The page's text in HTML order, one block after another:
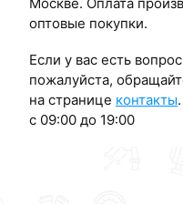
Москве. Оплата
оптовые покупки.
Если у вас есть
пожалуйста,
на странице контакты
с 09:00 до 19:00